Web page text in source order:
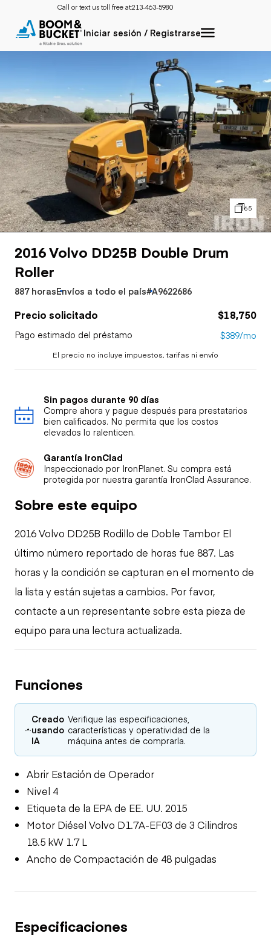
Call or text us toll free at:213-463-5980
Iniciar sesión / Registrarse
65
2016 Volvo DD25B Double Drum
Roller
887 horasEnvíos a todo el país#A9622686
Precio solicitado $18,750
Pago estimado del préstamo $389/mo
El precio no incluye impuestos, tarifas ni envío
Sin pagos durante 90 días
Compre ahora y pague después para prestatarios
bien calificados. No permita que los costos
elevados lo ralenticen.
Garantía IronClad
Inspeccionado por IronPlanet. Su compra está
protegida por nuestra garantía IronClad Assurance.
Sobre este equipo
2016 Volvo DD25B Rodillo de Doble Tambor El
último número reportado de horas fue 887. Las
horas y la condición se capturan en el momento de
la lista y están sujetas a cambios. Por favor,
contacte a un representante sobre esta pieza de
equipo para una lectura actualizada.
Funciones
Creado
usando
IA
Verifique las especificaciones,
características y operatividad de la
máquina antes de comprarla.
Abrir Estación de Operador
Nivel 4
Etiqueta de la EPA de EE. UU. 2015
Motor Diésel Volvo D1.7A-EF03 de 3 Cilindros
18.5 kW 1.7 L
Ancho de Compactación de 48 pulgadas
Especificaciones